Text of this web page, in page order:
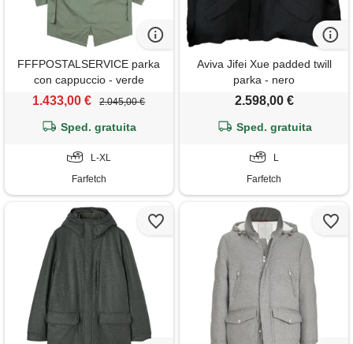
FFFPOSTALSERVICE parka
con cappuccio - verde
1.433,00 € 2.045,00 €
Sped. gratuita
L-XL
Farfetch
Aviva Jifei Xue padded twill
parka - nero
2.598,00 €
Sped. gratuita
L
Farfetch